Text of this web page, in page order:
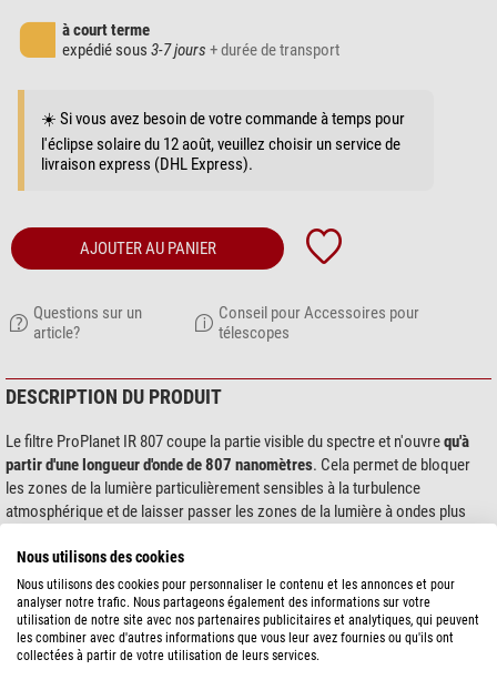
à court terme
expédié sous 3-7 jours + durée de transport
☀️ Si vous avez besoin de votre commande à temps pour
l'éclipse solaire du 12 août, veuillez choisir un service de
livraison express (DHL Express).
AJOUTER AU PANIER
Questions sur un
article?
Conseil pour Accessoires pour
télescopes
DESCRIPTION DU PRODUIT
Le filtre ProPlanet IR 807 coupe la partie visible du spectre et n'ouvrequ'à
partir d'une longueur d'onde de 807 nanomètres. Cela permet de bloquer
les zones de la lumière particulièrement sensibles à la turbulence
atmosphérique et de laisser passer les zones de la lumière à ondes plus
visiblement les problèmes de seeing dans la photographie planétaire et
lunaire, sans perte significative de sensibilité du capteur d'image.
Conseils et instructions d'utilisation
Le ProPlanet IR 807 est conçu comme un complément au ProPlanet IR
montre plus...
Nous utilisons des cookies
Nous utilisons des cookies pour personnaliser le contenu et les annonces et pour
analyser notre trafic. Nous partageons également des informations sur votre
utilisation de notre site avec nos partenaires publicitaires et analytiques, qui peuvent
les combiner avec d'autres informations que vous leur avez fournies ou qu'ils ont
collectées à partir de votre utilisation de leurs services.